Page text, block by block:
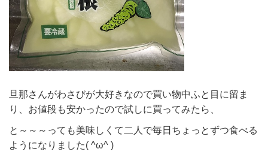
旦那さんがわさびが大好きなので買い物中ふと目に留ま
り、お値段も安かったので試しに買ってみたら、
と～～～っても美味しくて二人で毎日ちょっとずつ食べる
ようになりました( ^ω^ )